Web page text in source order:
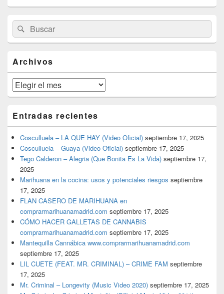
área
de
widget
lateral
primaria
Buscar
por:
Buscar
Archivos
Archivos
Entradas recientes
Cosculluela – LA QUE HAY (Video Oficial) septiembre 17, 2025
Cosculluela – Guaya (Video Oficial) septiembre 17, 2025
Tego Calderon – Alegria (Que Bonita Es La Vida) septiembre 17,
2025
Marihuana en la cocina: usos y potenciales riesgos septiembre
17, 2025
FLAN CASERO DE MARIHUANA en
comprarmarihuanamadrid.com septiembre 17, 2025
CÓMO HACER GALLETAS DE CANNABIS
comprarmarihuanamadrid.com septiembre 17, 2025
Mantequilla Cannábica www.comprarmarihuanamadrid.com
septiembre 17, 2025
LIL CUETE (FEAT. MR. CRIMINAL) – CRIME FAM septiembre
17, 2025
Mr. Criminal – Longevity (Music Video 2020) septiembre 17, 2025